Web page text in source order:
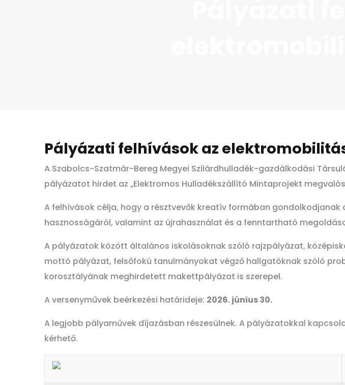
Pályázati felhívások az
A Szabolcs-Szatmár-Bereg Megyei Szilárdhulladék-gazdálkodási
pályázatot hirdet az „Elektromos Hulladékszállító Mintaprojekt
A felhívások célja, hogy a résztvevők kreatív formában
hasznosságáról, valamint az újrahasználat és a fenntartható
A pályázatok között általános iskolásoknak szóló rajzpályázat,
mottó pályázat, felsőfokú tanulmányokat végző hallgatóknak szóló
korosztályának meghirdetett makettpályázat is szerepel.
A versenyművek beérkezési határideje: 2026. június 30.
A legjobb pályaművek díjazásban részesülnek. A pályázatokkal
kérhető.